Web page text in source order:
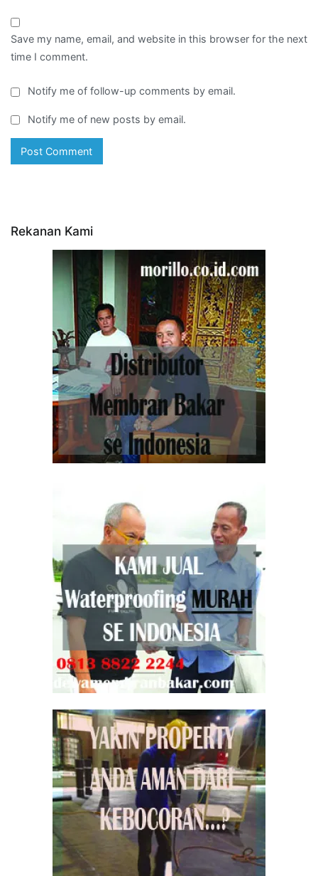
Save my name, email, and website in this browser for the next
time I comment.
Notify me of follow-up comments by email.
Notify me of new posts by email.
Rekanan Kami